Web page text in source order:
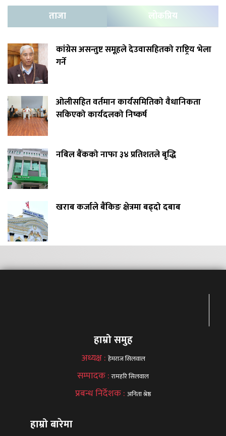
ताजा लोकप्रिय
कांग्रेस असन्तुष्ट समूहले देउवासहितको राष्ट्रिय भेला
गर्ने
ओलीसहित वर्तमान कार्यसमितिको वैधानिकता
सकिएको कार्यदलको निष्कर्ष
नबिल बैंकको नाफा ३४ प्रतिशतले बृद्धि
खराब कर्जाले बैंकिङ क्षेत्रमा बढ्दो दबाब
हाम्रो समुह
अध्यक्ष : हेमराज सिलवाल
सम्पादक :रामहरि सिलवाल
प्रबन्ध निर्देशक : अनिता श्रेष्ठ
हाम्रो बारेमा